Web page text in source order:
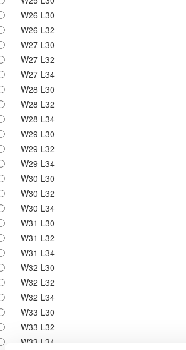
W26 L30
W26 L32
W27 L30
W27 L32
W27 L34
W28 L30
W28 L32
W28 L34
W29 L30
W29 L32
W29 L34
W30 L30
W30 L32
W30 L34
W31 L30
W31 L32
W31 L34
W32 L30
W32 L32
W32 L34
W33 L30
W33 L32
W33 L34